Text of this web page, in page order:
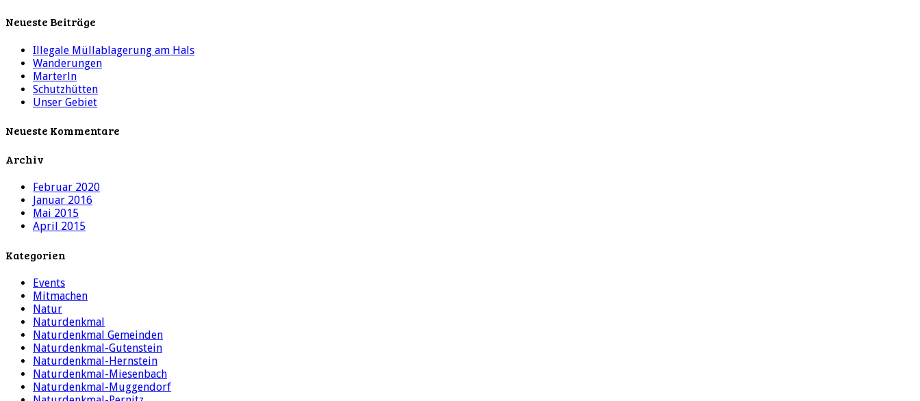
Neueste Beiträge
Illegale Müllablagerung am Hals
Wanderungen
Marterln
Schutzhütten
Unser Gebiet
Neueste Kommentare
Archiv
Februar 2020
Januar 2016
Mai 2015
April 2015
Kategorien
Events
Mitmachen
Natur
Naturdenkmal
Naturdenkmal Gemeinden
Naturdenkmal-Gutenstein
Naturdenkmal-Hernstein
Naturdenkmal-Miesenbach
Naturdenkmal-Muggendorf